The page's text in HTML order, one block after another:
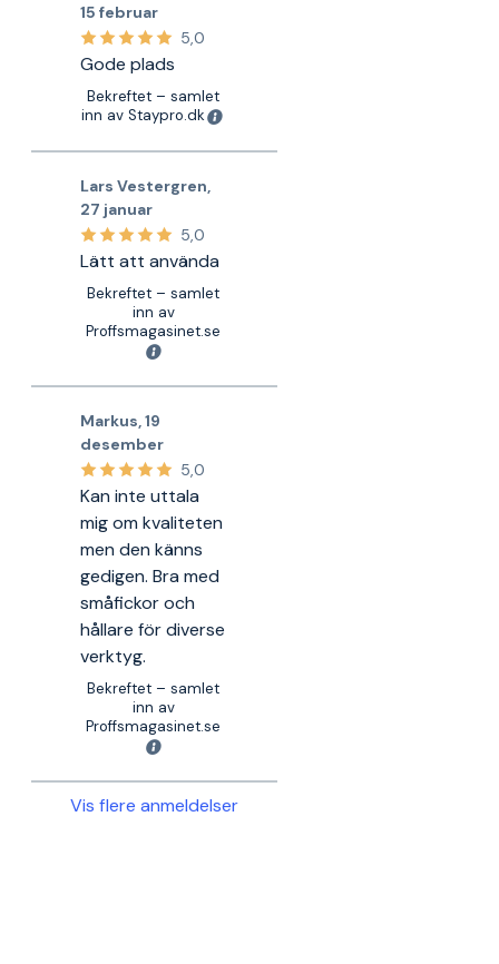
15 februar
5,0
Gode plads
Bekreftet – samlet
inn av Staypro.dk
Lars Vestergren,
27 januar
5,0
Lätt att använda
Bekreftet – samlet
inn av
Proffsmagasinet.se
Markus,19
desember
5,0
Kan inte uttala
mig om kvaliteten
men den känns
gedigen. Bra med
småfickor och
hållare för diverse
verktyg.
Bekreftet – samlet
inn av
Proffsmagasinet.se
Vis flere anmeldelser